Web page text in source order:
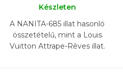
Készleten
A NANITA-685 illat hasonló
összetételű, mint a Louis
Vuitton Attrape-Rêves illat.